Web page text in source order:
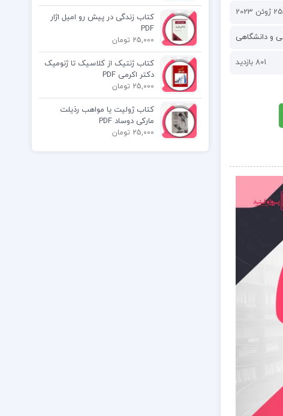
25 ژوئن 2023
و دانشگاهی
801 بازدید
کتاب زندگی در پیش رو امیل اژار
PDF
25,000 تومان
کتاب ژنتیک از کلاسیک تا ژنومیک
دکتر اکرمی PDF
25,000 تومان
کتاب ژولیت یا مواهب رذیلت
مارکی دوساد PDF
25,000 تومان